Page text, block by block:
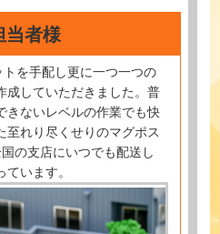
当者様
を手配し更に一つ一つの
成していただきました。普
きないレベルの作業でも快
至れり尽くせりのマグポス
の支店にいつでも配送し
います。